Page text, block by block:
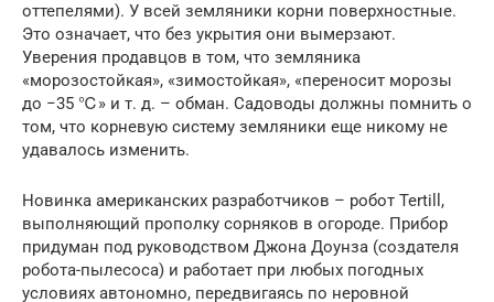
оттепелями). У всей земляники корни поверхностные.
Это означает, что без укрытия они вымерзают.
Уверения продавцов в том, что земляника
«морозостойкая», «зимостойкая», «переносит морозы
до −35 ℃» и т. д. – обман. Садоводы должны помнить о
том, что корневую систему земляники еще никому не
удавалось изменить.
Новинка американских разработчиков – робот Tertill,
выполняющий прополку сорняков в огороде. Прибор
придуман под руководством Джона Доунза (создателя
робота-пылесоса) и работает при любых погодных
условиях автономно, передвигаясь по неровной